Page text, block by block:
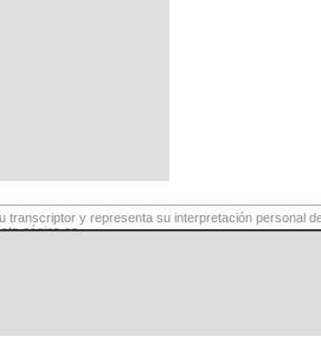
transcriptor y representa su interpretación personal
página es